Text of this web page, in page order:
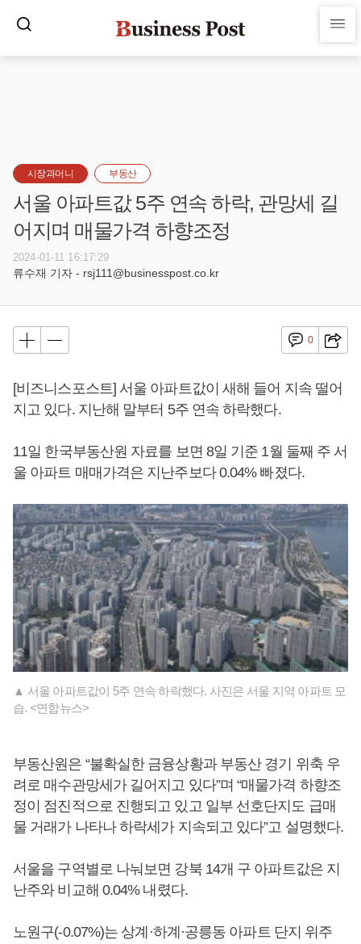
시장과머니 부동산
서울 아파트값 5주 연속 하락, 관망세 길
어지며 매물가격 하향조정
2024-01-11 16:17:29
류수재 기자 - rsj111@businesspost.co.kr
0
[비즈니스포스트] 서울 아파트값이 새해 들어 지속 떨어
지고 있다. 지난해 말부터 5주 연속 하락했다.
11일 한국부동산원 자료를 보면 8일 기준 1월 둘째 주 서
울 아파트 매매가격은 지난주보다 0.04% 빠졌다.
▲ 서울 아파트값이 5주 연속 하락했다. 사진은 서울 지역 아파트 모
습. <연합뉴스>
부동산원은 “불확실한 금융상황과 부동산 경기 위축 우
려로 매수관망세가 길어지고 있다”며 “매물가격 하향조
정이 점진적으로 진행되고 있고 일부 선호단지도 급매
물 거래가 나타나 하락세가 지속되고 있다”고 설명했다.
서울을 구역별로 나눠보면 강북 14개 구 아파트값은 지
난주와 비교해 0.04% 내렸다.
노원구(-0.07%)는 상계·하계·공릉동 아파트 단지 위주